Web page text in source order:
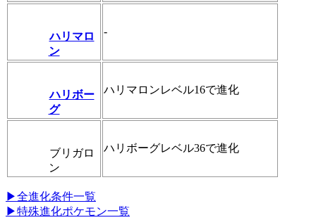
ハリマロ
ン
-
ハリボー
グ
ハリマロンレベル16で進化
ブリガロ
ン
ハリボーグレベル36で進化
▶全進化条件一覧
▶特殊進化ポケモン一覧